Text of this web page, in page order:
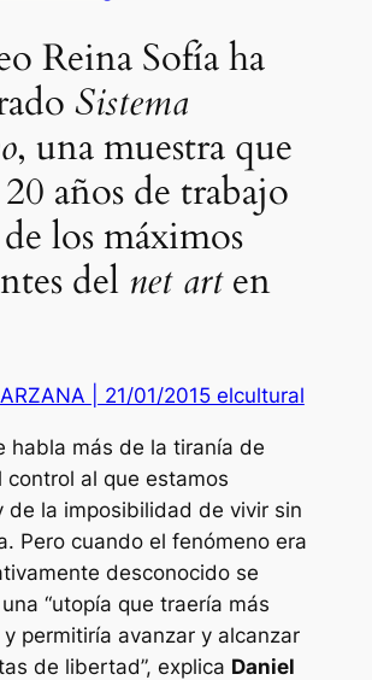
Reina Sofía ha
Sistema
, una muestra que
años de trabajo
los máximos
del net arten
| 21/01/2015 elcultural
habla más de la tiranía de
control al que estamos
de la imposibilidad de vivir sin
Pero cuando el fenómeno era
desconocido se
“utopía que traería más
permitiría avanzar y alcanzar
de libertad”, explica Daniel